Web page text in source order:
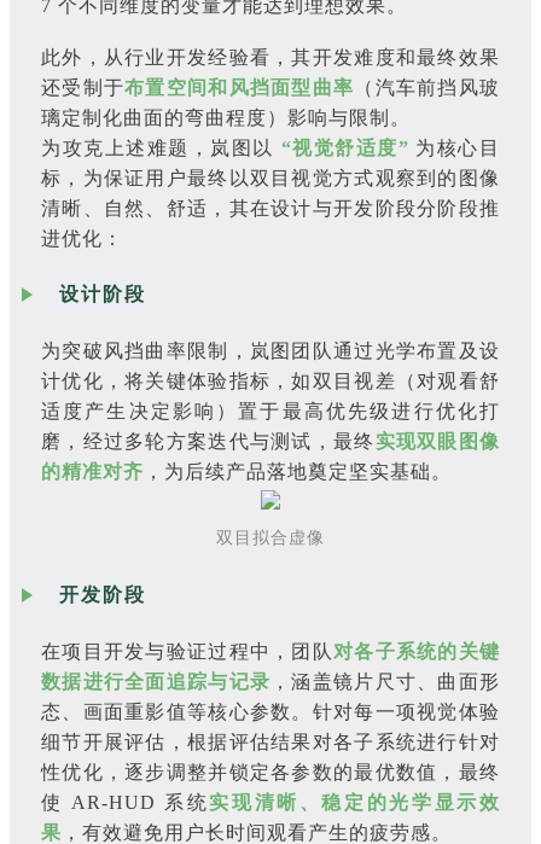
7 个不同维度的变量才能达到理想效果。
此外，从行业开发经验看，其开发难度和最终效果
还受制于布置空间和风挡面型曲率 （汽车前挡风玻
璃定制化曲面的弯曲程度）影响与限制。
为攻克上述难题，岚图以
“视觉舒适度” 为核心目
标，为保证用户最终以双目视觉方式观察到的图像
清晰、自然、舒适，其在设计与开发阶段分阶段推
进优化：
设计阶段
为突破风挡曲率限制，岚图团队通过光学布置及设
计优化，将关键体验指标，如双目视差（对观看舒
适度产生决定影响）置于最高优先级进行优化打
磨，经过多轮方案迭代与测试，最终 实现双眼图像
的精准对齐 ，为后续产品落地奠定坚实基础。
双目拟合虚像
开发阶段
在项目开发与验证过程中，团队 对各子系统的关键
数据进行全面追踪与记录 ，涵盖镜片尺寸、曲面形
态、画面重影值等核心参数。针对每一项视觉体验
细节开展评估，根据评估结果对各子系统进行针对
性优化，逐步调整并锁定各参数的最优数值，最终
使 AR-HUD 系统实现清晰、稳定的光学显示效
果 ，有效避免用户长时间观看产生的疲劳感。